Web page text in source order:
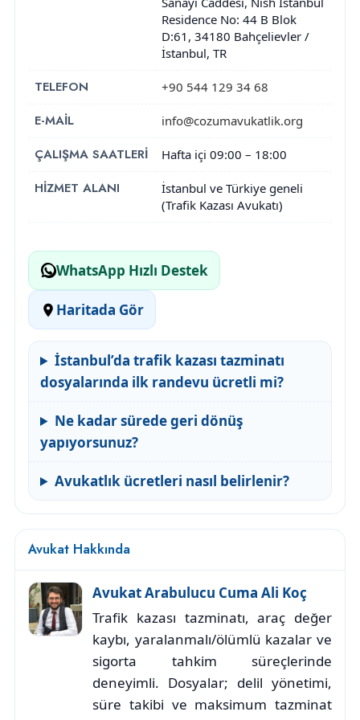
Residence No: 44 B Blok
D:61 , 34180 Bahçelievler/
İstanbul, TR
TELEFON +90 544 129 34 68
E-MAIL info@cozumavukatlik.org
ÇALIŞMA SAATLERI Hafta içi 09:00 – 18:00
HIZMET ALANI
İstanbul ve Türkiye geneli
(Trafik Kazası Avukatı)
WhatsApp Hızlı Destek
Haritada Gör
İstanbul’da trafik kazası tazminatı
dosyalarında ilk randevu ücretli mi?
Ne kadar sürede geri dönüş
yapıyorsunuz?
Avukatlık ücretleri nasıl belirlenir?
Avukat Hakkında
Avukat Arabulucu Cuma Ali Koç
Trafik kazası tazminatı, araç değer
kaybı, yaralanmalı/ölümlü kazalar ve
sigorta tahkim süreçlerinde
deneyimli. Dosyalar; delil yönetimi,
süre takibi ve maksimum tazminat